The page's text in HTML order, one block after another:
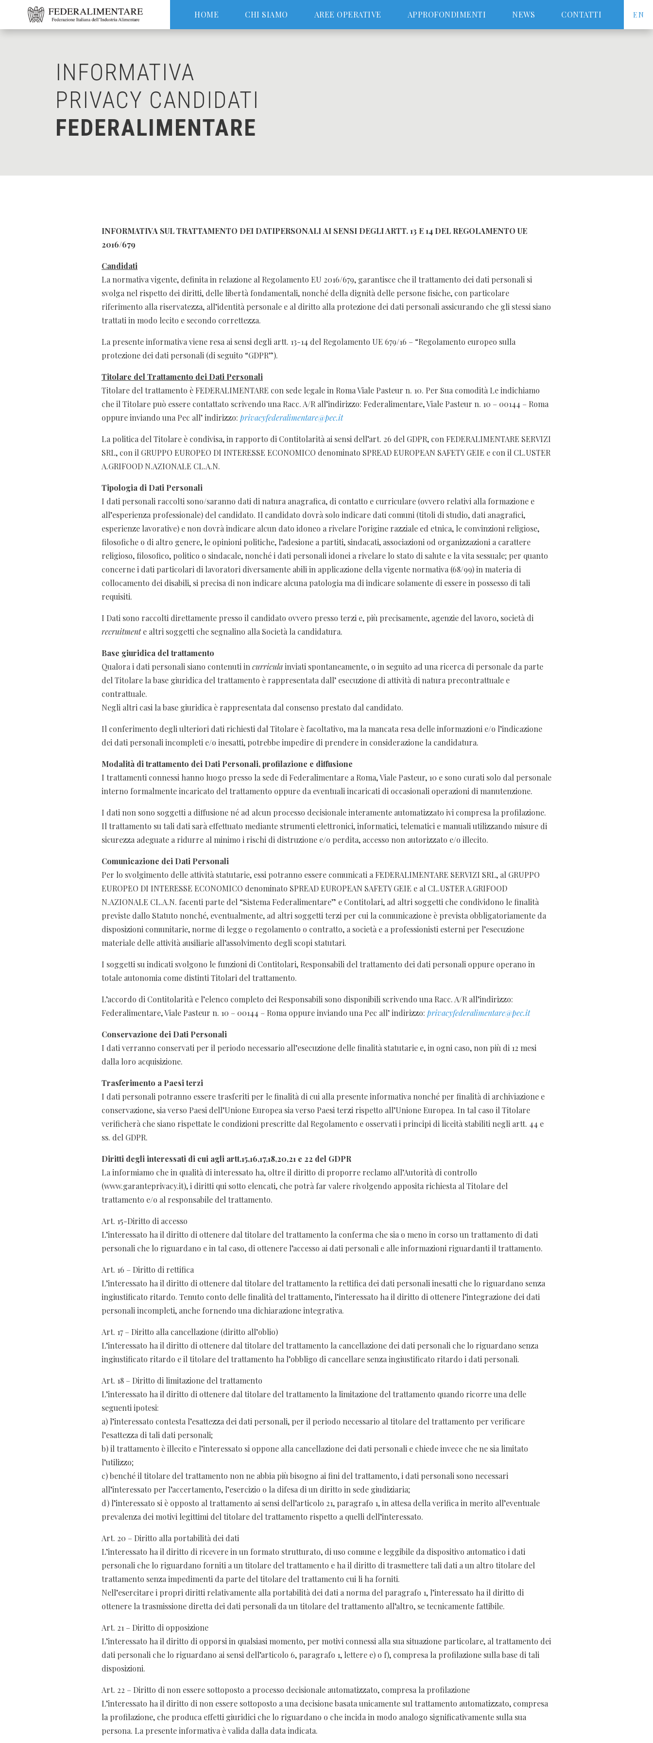
HOME CHI SIAMO AREE OPERATIVE APPROFONDIMENTI NEWS CONTATTI EN
INFORMATIVA
PRIVACY CANDIDATI
FEDERALIMENTARE
INFORMATIVA SUL TRATTAMENTO DEI DATIPERSONALIAI SENSI DEGLI ARTT. 13 E 14 DEL REGOLAMENTO UE
2016/679
Candidati
La normativa vigente, definita in relazione al Regolamento EU 2016/679, garantisce che il trattamento dei dati personali si
svolga nel rispetto dei diritti, delle libertà fondamentali, nonché della dignità delle persone fisiche, con particolare
riferimento alla riservatezza, all’identità personale e al diritto alla protezione dei dati personali assicurando che gli stessi siano
trattati in modo lecito e secondo correttezza.
La presente informativa viene resa ai sensi degli artt. 13-14 del Regolamento UE 679/16 – “Regolamento europeo sulla
protezione dei dati personali (di seguito “GDPR”).
Titolare del Trattamento dei Dati Personali
Titolare del trattamento è FEDERALIMENTARE con sede legale in Roma Viale Pasteur n. 10. Per Sua comodità Le indichiamo
che il Titolare può essere contattato scrivendo una Racc. A/R all’indirizzo: Federalimentare, Viale Pasteur n. 10 – 00144 – Roma
oppure inviando una Pec all’ indirizzo: privacyfederalimentare@pec.it
La politica del Titolare è condivisa, in rapporto di Contitolarità ai sensi dell’art. 26 del GDPR, con FEDERALIMENTARE SERVIZI
SRL, con il GRUPPO EUROPEO DI INTERESSE ECONOMICO denominato SPREAD EUROPEAN SAFETY GEIE e con il CL.USTER
A.GRIFOOD N.AZIONALE CL.A.N.
Tipologia di Dati Personali
I dati personali raccolti sono/saranno dati di natura anagrafica, di contatto e curriculare (ovvero relativi alla formazione e
all’esperienza professionale) del candidato. Il candidato dovrà solo indicare dati comuni (titoli di studio, dati anagrafici,
esperienze lavorative) e non dovrà indicare alcun dato idoneo a rivelare l’origine razziale ed etnica, le convinzioni religiose,
filosofiche o di altro genere, le opinioni politiche, l’adesione a partiti, sindacati, associazioni od organizzazioni a carattere
religioso, filosofico, politico o sindacale, nonché i dati personali idonei a rivelare lo stato di salute e la vita sessuale; per quanto
concerne i dati particolari di lavoratori diversamente abili in applicazione della vigente normativa (68/99) in materia di
collocamento dei disabili, si precisa di non indicare alcuna patologia ma di indicare solamente di essere in possesso di tali
requisiti.
I Dati sono raccolti direttamente presso il candidato ovvero presso terzi e, più precisamente, agenzie del lavoro, società di
recruitmente altri soggetti che segnalino alla Società la candidatura.
Base giuridica del trattamento
Qualora i dati personali siano contenuti in curriculainviati spontaneamente, o in seguito ad una ricerca di personale da parte
del Titolare la base giuridica del trattamento è rappresentata dall’ esecuzione di attività di natura precontrattuale e
contrattuale.
Negli altri casi la base giuridica è rappresentata dal consenso prestato dal candidato.
Il conferimento degli ulteriori dati richiesti dal Titolare è facoltativo, ma la mancata resa delle informazioni e/o l’indicazione
dei dati personali incompleti e/o inesatti, potrebbe impedire di prendere in considerazione la candidatura.
Modalità di trattamento dei Dati Personali, profilazione e diffusione
I trattamenti connessi hanno luogo presso la sede di Federalimentare a Roma, Viale Pasteur, 10 e sono curati solo dal personale
interno formalmente incaricato del trattamento oppure da eventuali incaricati di occasionali operazioni di manutenzione.
I dati non sono soggetti a diffusione né ad alcun processo decisionale interamente automatizzato ivi compresa la profilazione.
Il trattamento su tali dati sarà effettuato mediante strumenti elettronici, informatici, telematici e manuali utilizzando misure di
sicurezza adeguate a ridurre al minimo i rischi di distruzione e/o perdita, accesso non autorizzato e/o illecito.
Comunicazione dei Dati Personali
Per lo svolgimento delle attività statutarie, essi potranno essere comunicati a FEDERALIMENTARE SERVIZI SRL, al GRUPPO
EUROPEO DI INTERESSE ECONOMICO denominato SPREAD EUROPEAN SAFETY GEIE e al CL.USTER A.GRIFOOD
N.AZIONALE CL.A.N. facenti parte del “Sistema Federalimentare” e Contitolari, ad altri soggetti che condividono le finalità
previste dallo Statuto nonché, eventualmente, ad altri soggetti terzi per cui la comunicazione è prevista obbligatoriamente da
disposizioni comunitarie, norme di legge o regolamento o contratto, a società e a professionisti esterni per l’esecuzione
materiale delle attività ausiliarie all’assolvimento degli scopi statutari.
I soggetti su indicati svolgono le funzioni di Contitolari, Responsabili del trattamento dei dati personali oppure operano in
totale autonomia come distinti Titolari del trattamento.
L’accordo di Contitolarità e l’elenco completo dei Responsabili sono disponibili scrivendo una Racc. A/R all’indirizzo:
Federalimentare, Viale Pasteur n. 10 – 00144 – Roma oppure inviando una Pec all’ indirizzo: privacyfederalimentare@pec.it
Conservazione dei Dati Personali
I dati verranno conservati per il periodo necessario all’esecuzione delle finalità statutarie e, in ogni caso, non più di 12 mesi
dalla loro acquisizione.
Trasferimento a Paesi terzi
I dati personali potranno essere trasferiti per le finalità di cui alla presente informativa nonché per finalità di archiviazione e
conservazione, sia verso Paesi dell’Unione Europea sia verso Paesi terzi rispetto all’Unione Europea. In tal caso il Titolare
verificherà che siano rispettate le condizioni prescritte dal Regolamento e osservati i principi di liceità stabiliti negli artt. 44 e
ss. del GDPR.
Diritti degli interessati di cui agli artt.15,16,17,18,20,21 e 22 del GDPR
La informiamo che in qualità di interessato ha, oltre il diritto di proporre reclamo all’Autorità di controllo
(www.garanteprivacy.it), i diritti qui sotto elencati, che potrà far valere rivolgendo apposita richiesta al Titolare del
trattamento e/o al responsabile del trattamento.
Art. 15-Diritto di accesso
L’interessato ha il diritto di ottenere dal titolare del trattamento la conferma che sia o meno in corso un trattamento di dati
personali che lo riguardano e in tal caso, di ottenere l’accesso ai dati personali e alle informazioni riguardanti il trattamento.
Art. 16 – Diritto di rettifica
L’interessato ha il diritto di ottenere dal titolare del trattamento la rettifica dei dati personali inesatti che lo riguardano senza
ingiustificato ritardo. Tenuto conto delle finalità del trattamento, l’interessato ha il diritto di ottenere l’integrazione dei dati
personali incompleti, anche fornendo una dichiarazione integrativa.
Art. 17 – Diritto alla cancellazione (diritto all’oblio)
L’interessato ha il diritto di ottenere dal titolare del trattamento la cancellazione dei dati personali che lo riguardano senza
ingiustificato ritardo e il titolare del trattamento ha l’obbligo di cancellare senza ingiustificato ritardo i dati personali.
Art. 18 – Diritto di limitazione del trattamento
L’interessato ha il diritto di ottenere dal titolare del trattamento la limitazione del trattamento quando ricorre una delle
seguenti ipotesi:
a) l’interessato contesta l’esattezza dei dati personali, per il periodo necessario al titolare del trattamento per verificare
l’esattezza di tali dati personali;
b) il trattamento è illecito e l’interessato si oppone alla cancellazione dei dati personali e chiede invece che ne sia limitato
l’utilizzo;
c) benché il titolare del trattamento non ne abbia più bisogno ai fini del trattamento, i dati personali sono necessari
all’interessato per l’accertamento, l’esercizio o la difesa di un diritto in sede giudiziaria;
d) l’interessato si è opposto al trattamento ai sensi dell’articolo 21, paragrafo 1, in attesa della verifica in merito all’eventuale
prevalenza dei motivi legittimi del titolare del trattamento rispetto a quelli dell’interessato.
Art. 20 – Diritto alla portabilità dei dati
L’interessato ha il diritto di ricevere in un formato strutturato, di uso comune e leggibile da dispositivo automatico i dati
personali che lo riguardano forniti a un titolare del trattamento e ha il diritto di trasmettere tali dati a un altro titolare del
trattamento senza impedimenti da parte del titolare del trattamento cui li ha forniti.
Nell’esercitare i propri diritti relativamente alla portabilità dei dati a norma del paragrafo 1, l’interessato ha il diritto di
ottenere la trasmissione diretta dei dati personali da un titolare del trattamento all’altro, se tecnicamente fattibile.
Art. 21 – Diritto di opposizione
L’interessato ha il diritto di opporsi in qualsiasi momento, per motivi connessi alla sua situazione particolare, al trattamento dei
dati personali che lo riguardano ai sensi dell’articolo 6, paragrafo 1, lettere e) o f), compresa la profilazione sulla base di tali
disposizioni.
Art. 22 – Diritto di non essere sottoposto a processo decisionale automatizzato, compresa la profilazione
L’interessato ha il diritto di non essere sottoposto a una decisione basata unicamente sul trattamento automatizzato, compresa
la profilazione, che produca effetti giuridici che lo riguardano o che incida in modo analogo significativamente sulla sua
persona. La presente informativa è valida dalla data indicata.